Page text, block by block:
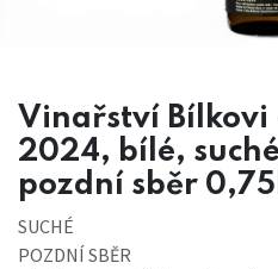
Vinařství Bílkovi
2024, bílé,
pozdní sběr 0,75l
SUCHÉ
POZDNÍ SBĚR